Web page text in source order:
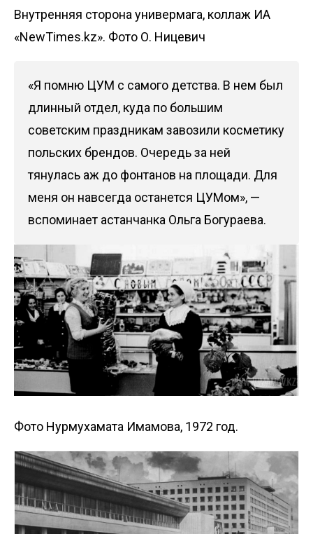
Внутренняя сторона универмага, коллаж ИА
«NewTimes.kz». Фото О. Ницевич
«Я помню ЦУМ с самого детства. В нем был
длинный отдел, куда по большим
советским праздникам завозили косметику
польских брендов. Очередь за ней
тянулась аж до фонтанов на площади. Для
меня он навсегда останется ЦУМом», —
вспоминает астанчанка Ольга Богураева.
Фото Нурмухамата Имамова, 1972 год.